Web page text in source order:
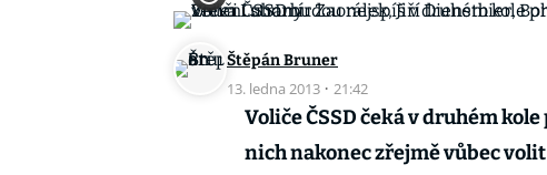
Štěpán Bruner
13. ledna 2013 · 21:42
Voliče ČSSD čeká v druhém
nich nakonec zřejmě vůbec